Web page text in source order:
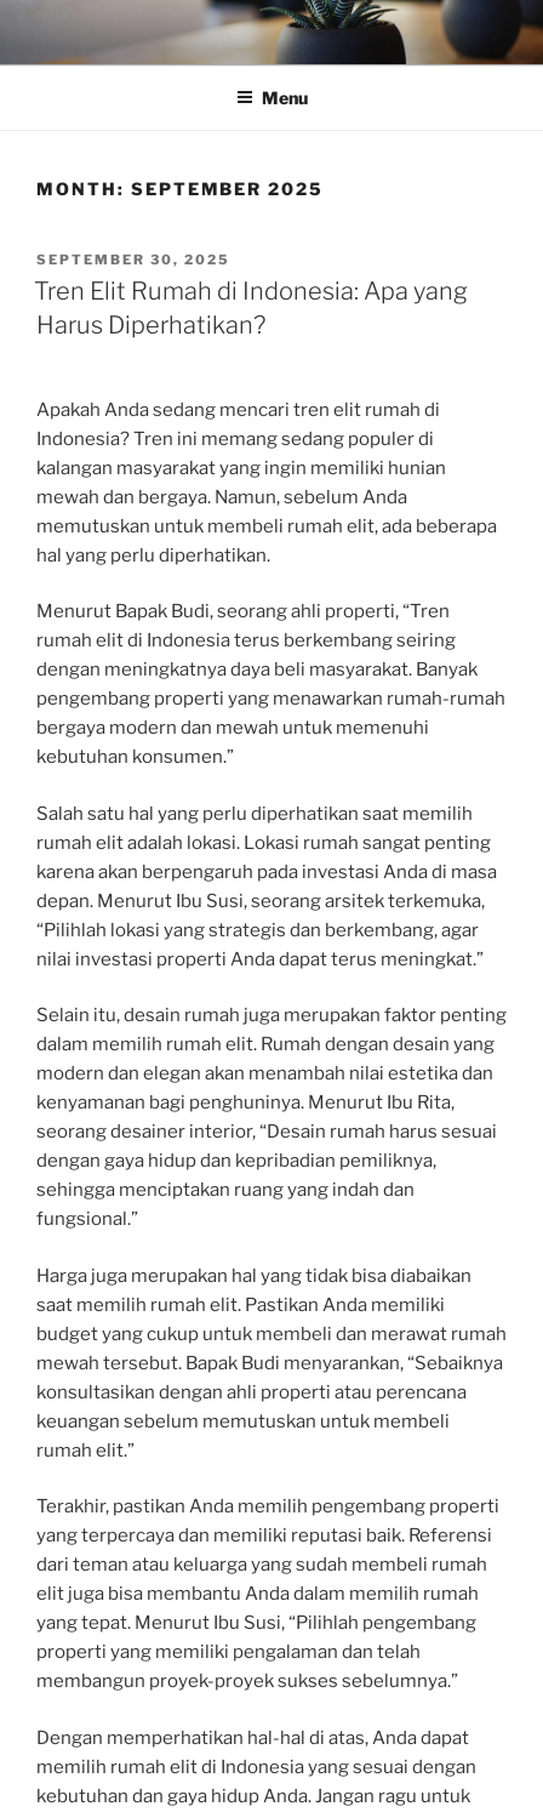
content
Menu
MONTH: SEPTEMBER 2025
POSTED
ON
SEPTEMBER 30, 2025
Tren Elit Rumah di Indonesia: Apa yang
Harus Diperhatikan?
Apakah Anda sedang mencari tren elit rumah di
Indonesia? Tren ini memang sedang populer di
kalangan masyarakat yang ingin memiliki hunian
mewah dan bergaya. Namun, sebelum Anda
memutuskan untuk membeli rumah elit, ada beberapa
hal yang perlu diperhatikan.
Menurut Bapak Budi, seorang ahli properti, “Tren
rumah elit di Indonesia terus berkembang seiring
dengan meningkatnya daya beli masyarakat. Banyak
pengembang properti yang menawarkan rumah-rumah
bergaya modern dan mewah untuk memenuhi
kebutuhan konsumen.”
Salah satu hal yang perlu diperhatikan saat memilih
rumah elit adalah lokasi. Lokasi rumah sangat penting
karena akan berpengaruh pada investasi Anda di masa
depan. Menurut Ibu Susi, seorang arsitek terkemuka,
“Pilihlah lokasi yang strategis dan berkembang, agar
nilai investasi properti Anda dapat terus meningkat.”
Selain itu, desain rumah juga merupakan faktor penting
dalam memilih rumah elit. Rumah dengan desain yang
modern dan elegan akan menambah nilai estetika dan
kenyamanan bagi penghuninya. Menurut Ibu Rita,
seorang desainer interior, “Desain rumah harus sesuai
dengan gaya hidup dan kepribadian pemiliknya,
sehingga menciptakan ruang yang indah dan
fungsional.”
Harga juga merupakan hal yang tidak bisa diabaikan
saat memilih rumah elit. Pastikan Anda memiliki
budget yang cukup untuk membeli dan merawat rumah
mewah tersebut. Bapak Budi menyarankan, “Sebaiknya
konsultasikan dengan ahli properti atau perencana
keuangan sebelum memutuskan untuk membeli
rumah elit.”
Terakhir, pastikan Anda memilih pengembang properti
yang terpercaya dan memiliki reputasi baik. Referensi
dari teman atau keluarga yang sudah membeli rumah
elit juga bisa membantu Anda dalam memilih rumah
yang tepat. Menurut Ibu Susi, “Pilihlah pengembang
properti yang memiliki pengalaman dan telah
membangun proyek-proyek sukses sebelumnya.”
Dengan memperhatikan hal-hal di atas, Anda dapat
memilih rumah elit di Indonesia yang sesuai dengan
kebutuhan dan gaya hidup Anda. Jangan ragu untuk